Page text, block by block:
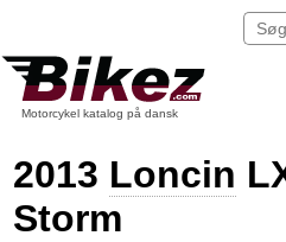
Motorcykel katalog på dansk
2013 Loncin
Storm